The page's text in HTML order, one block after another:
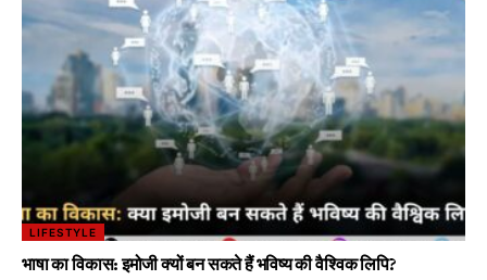
LIFESTYLE
भाषा का विकास: इमोजी क्यों बन सकते हैं भविष्य की वैश्विक लिपि?